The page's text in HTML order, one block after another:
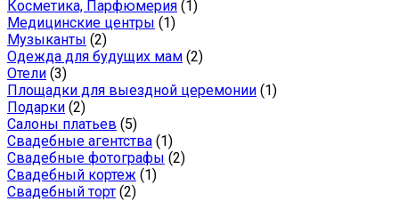
Косметика, Парфюмерия (1)
Медицинские центры (1)
Музыканты (2)
Одежда для будущих мам (2)
Отели (3)
Площадки для выездной церемонии (1)
Подарки (2)
Салоны платьев (5)
Свадебные агентства (1)
Свадебные фотографы (2)
Свадебный кортеж (1)
Свадебный торт (2)